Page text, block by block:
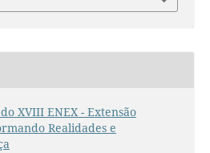
XVIII ENEX - Extensão
Realidades e